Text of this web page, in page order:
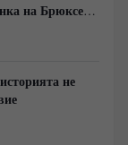
на Брюксел
не